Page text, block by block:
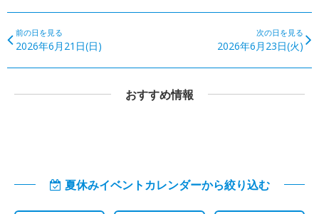
前の日を見る
2026年6月21日(日)
次の日を見る
2026年6月23日(火)
おすすめ情報
夏休みイベントカレンダーから絞り込む